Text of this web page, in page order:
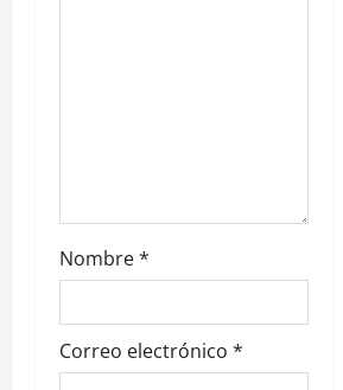
a
d
a
s
Nombre*
Correo electrónico *